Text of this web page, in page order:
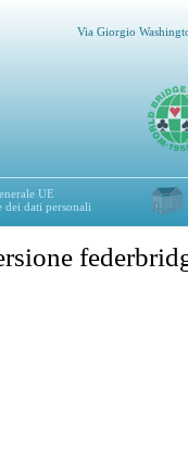
Via Giorgio
UE
dei dati personali